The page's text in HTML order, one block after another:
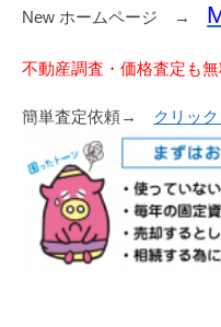
New ホームページ →
不動産調査・価格査定も無
簡単査定依頼→ クリッ